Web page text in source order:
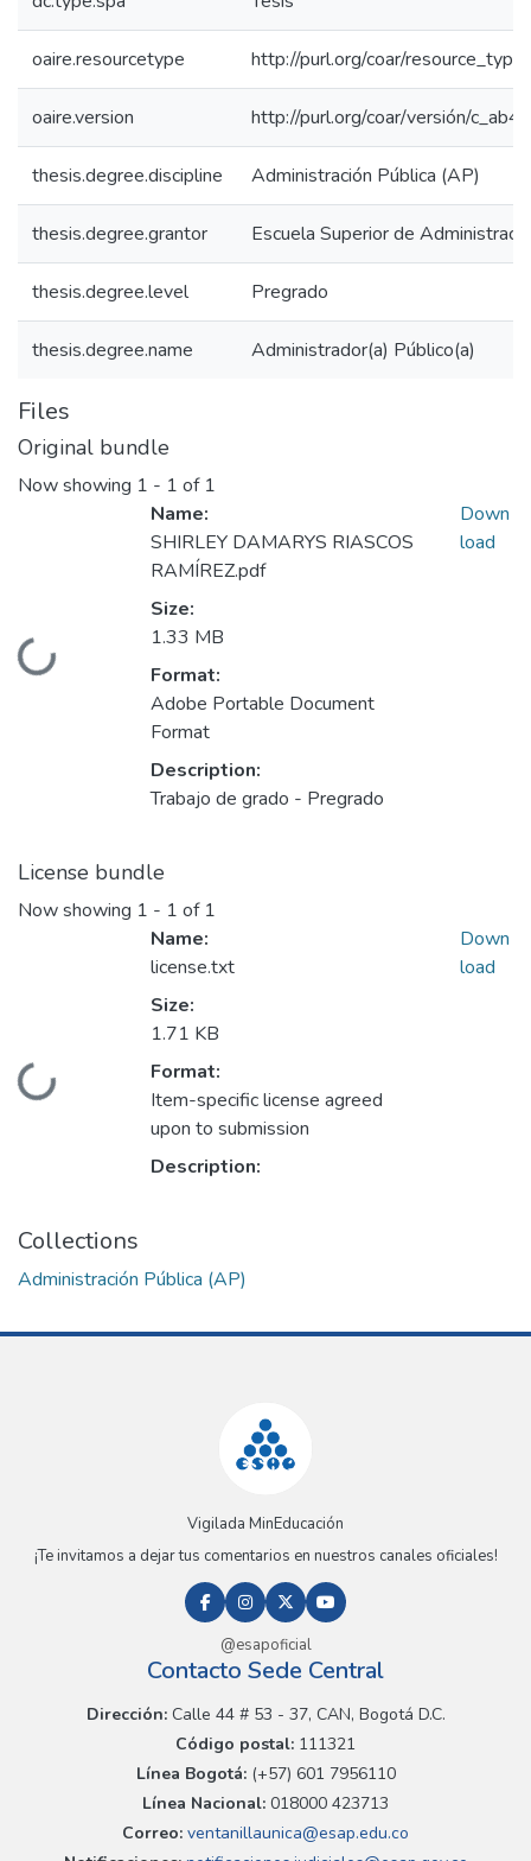
oaire.resourcetype http://purl.org/coar/
oaire.version http://purl.org/coar/versión/
thesis.degree.discipline Administración Pública (AP)
thesis.degree.grantor Escuela Superior de
thesis.degree.level Pregrado
thesis.degree.name Administrador(a) Público(a)
Files
Original bundle
Now showing 1 - 1 of 1
Loading...
Name:
SHIRLEY DAMARYS RIASCOS
RAMÍREZ.pdf
Size:
1.33 MB
Format:
Adobe Portable Document
Format
Description:
Trabajo de grado - Pregrado
Down
load
License bundle
Now showing 1 - 1 of 1
Loading...
Name:
license.txt
Size:
1.71 KB
Format:
Item-specific license agreed
upon to submission
Description:
Down
load
Collections
Administración Pública (AP)
Vigilada MinEducación
¡Te invitamos a dejar tus comentarios en nuestros canales oficiales!
@esapoficial
Contacto Sede Central
Dirección:Calle 44 # 53 - 37, CAN, Bogotá D.C.
Código postal: 111321
Línea Bogotá:(+57) 601 7956110
Línea Nacional: 018000 423713
Correo: ventanillaunica@esap.edu.co